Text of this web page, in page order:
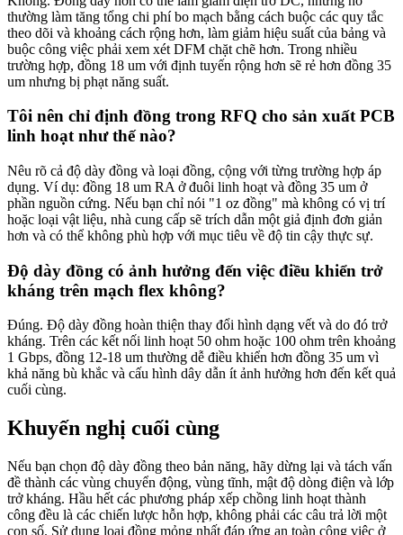
thường làm tăng tổng chi phí bo mạch bằng cách buộc các quy tắc
theo dõi và khoảng cách rộng hơn, làm giảm hiệu suất của bảng và
buộc công việc phải xem xét DFM chặt chẽ hơn. Trong nhiều
trường hợp, đồng 18 um với định tuyến rộng hơn sẽ rẻ hơn đồng 35
um nhưng bị phạt năng suất.
Tôi nên chỉ định đồng trong RFQ cho sản xuất PCB
linh hoạt như thế nào?
Nêu rõ cả độ dày đồng và loại đồng, cộng với từng trường hợp áp
dụng. Ví dụ: đồng 18 um RA ở đuôi linh hoạt và đồng 35 um ở
phần nguồn cứng. Nếu bạn chỉ nói "1 oz đồng" mà không có vị trí
hoặc loại vật liệu, nhà cung cấp sẽ trích dẫn một giả định đơn giản
hơn và có thể không phù hợp với mục tiêu về độ tin cậy thực sự.
Độ dày đồng có ảnh hưởng đến việc điều khiển trở
kháng trên mạch flex không?
Đúng. Độ dày đồng hoàn thiện thay đổi hình dạng vết và do đó trở
kháng. Trên các kết nối linh hoạt 50 ohm hoặc 100 ohm trên khoảng
1 Gbps, đồng 12-18 um thường dễ điều khiển hơn đồng 35 um vì
khả năng bù khắc và cấu hình dây dẫn ít ảnh hưởng hơn đến kết quả
cuối cùng.
Khuyến nghị cuối cùng
Nếu bạn chọn độ dày đồng theo bản năng, hãy dừng lại và tách vấn
đề thành các vùng chuyển động, vùng tĩnh, mật độ dòng điện và lớp
trở kháng. Hầu hết các phương pháp xếp chồng linh hoạt thành
công đều là các chiến lược hỗn hợp, không phải các câu trả lời một
con số. Sử dụng loại đồng mỏng nhất đáp ứng an toàn công việc ở